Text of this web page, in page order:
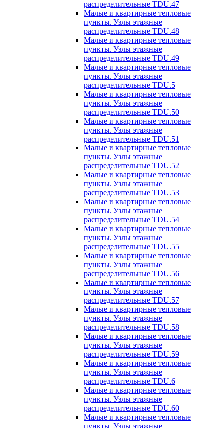
распределительные TDU.47
Малые и квартирные тепловые
пункты. Узлы этажные
распределительные TDU.48
Малые и квартирные тепловые
пункты. Узлы этажные
распределительные TDU.49
Малые и квартирные тепловые
пункты. Узлы этажные
распределительные TDU.5
Малые и квартирные тепловые
пункты. Узлы этажные
распределительные TDU.50
Малые и квартирные тепловые
пункты. Узлы этажные
распределительные TDU.51
Малые и квартирные тепловые
пункты. Узлы этажные
распределительные TDU.52
Малые и квартирные тепловые
пункты. Узлы этажные
распределительные TDU.53
Малые и квартирные тепловые
пункты. Узлы этажные
распределительные TDU.54
Малые и квартирные тепловые
пункты. Узлы этажные
распределительные TDU.55
Малые и квартирные тепловые
пункты. Узлы этажные
распределительные TDU.56
Малые и квартирные тепловые
пункты. Узлы этажные
распределительные TDU.57
Малые и квартирные тепловые
пункты. Узлы этажные
распределительные TDU.58
Малые и квартирные тепловые
пункты. Узлы этажные
распределительные TDU.59
Малые и квартирные тепловые
пункты. Узлы этажные
распределительные TDU.6
Малые и квартирные тепловые
пункты. Узлы этажные
распределительные TDU.60
Малые и квартирные тепловые
пункты. Узлы этажные